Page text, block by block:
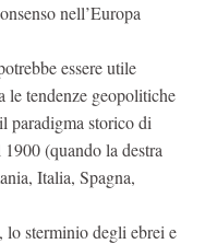
nell’Europa
essere utile
le tendenze geopolitiche
paradigma storico di
(quando la destra
Italia, Spagna,
lo sterminio degli ebrei e